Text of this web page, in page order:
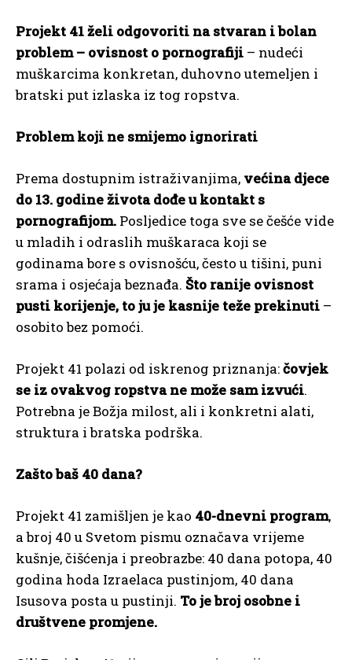
Projekt 41 želi odgovoriti na stvaran i bolan
problem – ovisnost o pornografiji – nudeći
muškarcima konkretan, duhovno utemeljen i
bratski put izlaska iz tog ropstva.
Problem koji ne smijemo ignorirati
Prema dostupnim istraživanjima, većina djece
do 13. godine života dođe u kontakt s
pornografijom. Posljedice toga sve se češće vide
u mladih i odraslih muškaraca koji se
godinama bore s ovisnošću, često u tišini, puni
srama i osjećaja beznađa. Što ranije ovisnost
pusti korijenje, to ju je kasnije teže prekinuti –
osobito bez pomoći.
Projekt 41 polazi od iskrenog priznanja:čovjek
se iz ovakvog ropstva ne može sam izvući.
Potrebna je Božja milost, ali i konkretni alati,
struktura i bratska podrška.
Zašto baš 40 dana?
Projekt 41 zamišljen je kao 40-dnevni program,
a broj 40 u Svetom pismu označava vrijeme
kušnje, čišćenja i preobrazbe: 40 dana potopa, 40
godina hoda Izraelaca pustinjom, 40 dana
Isusova posta u pustinji. To je broj osobne i
društvene promjene.